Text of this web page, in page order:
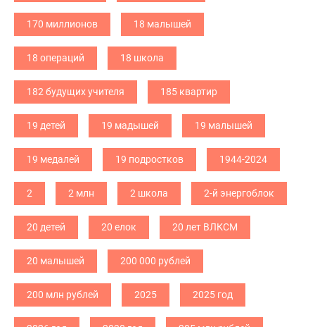
170 миллионов 18 малышей
18 операций 18 школа
182 будущих учителя 185 квартир
19 детей 19 мадышей 19 малышей
19 медалей 19 подростков 1944-2024
2 2 млн 2 школа 2-й энергоблок
20 детей 20 елок 20 лет ВЛКСМ
20 малышей 200 000 рублей
200 млн рублей 2025 2025 год